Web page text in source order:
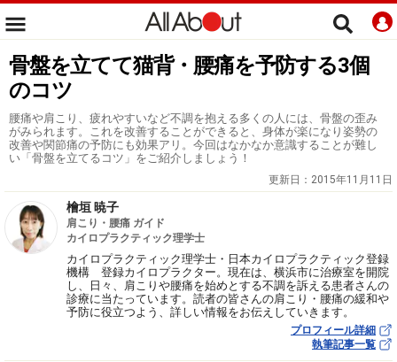
骨盤を立てて猫背・腰痛を予防する3個
のコツ
腰痛や肩こり、疲れやすいなど不調を抱える多くの人には、骨盤の歪み
がみられます。これを改善することができると、身体が楽になり姿勢の
改善や関節痛の予防にも効果アリ。今回はなかなか意識することが難し
い「骨盤を立てるコツ」をご紹介しましょう！
更新日： 2015年11月11日
檜垣 暁子
肩こり・腰痛 ガイド
カイロプラクティック理学士
カイロプラクティック理学士・日本カイロプラクティック登録
機構 登録カイロプラクター。現在は、横浜市に治療室を開院
し、日々、肩こりや腰痛を始めとする不調を訴える患者さんの
診療に当たっています。読者の皆さんの肩こり・腰痛の緩和や
予防に役立つよう、詳しい情報をお伝えしていきます。
プロフィール詳細
執筆記事一覧